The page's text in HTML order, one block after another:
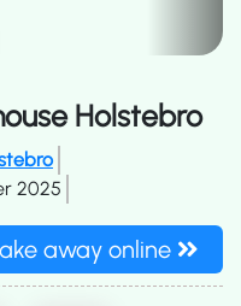
Holstebro
2025
away online